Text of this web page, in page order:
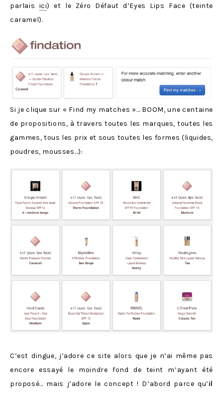
parlais ici) et le Zéro Défaut d’Eyes Lips Face (teinte
caramel).
Si je clique sur « Find my matches »… BOOM, une centaine
de propositions, à travers toutes les marques, toutes les
gammes, tous les prix et sous toutes les formes (liquides,
poudres, mousses…):
C’est dingue, j’adore ce site alors que je n’ai même pas
encore essayé le moindre fond de teint m’ayant été
proposé… mais j’adore le concept ! D’abord parce qu’il